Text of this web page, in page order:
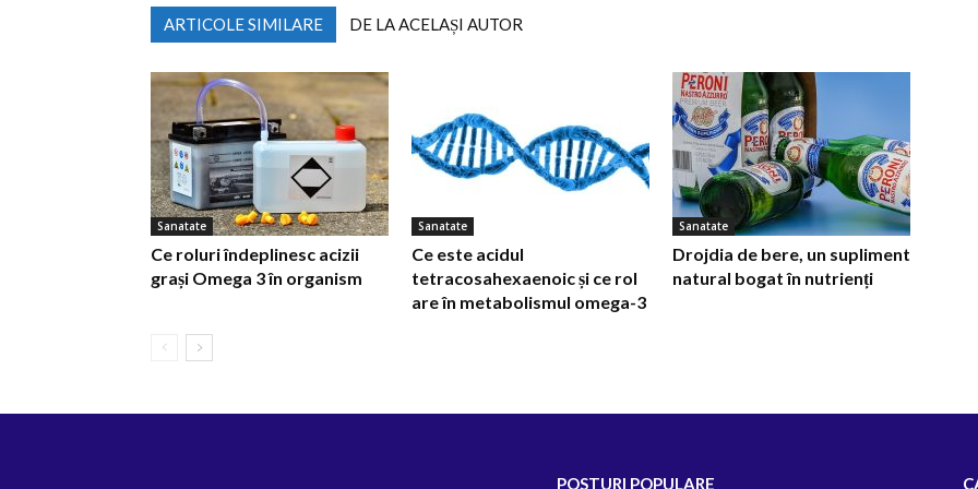
ARTICOLE SIMILARE DE LA ACELAȘI AUTOR
Sanatate
Ce roluri îndeplinesc acizii
grași Omega 3 în organism
Sanatate
Ce este acidul
tetracosahexaenoic și ce rol
are în metabolismul omega-3
Sanatate
Drojdia de bere, un supliment
natural bogat în nutrienți
POSTURI POPULARE